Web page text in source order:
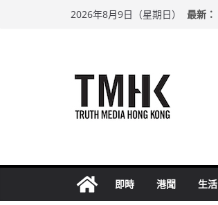
2026年8月9日（星期日） 最新：
即時 港聞 生活